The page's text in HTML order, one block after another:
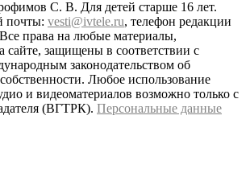
С. В. Для детей старше 16 лет.
почты: vesti@ivtele.ru, телефон редакции
права на любые материалы,
сайте, защищены в соответствии с
законодательством об
Любое использование
и видеоматериалов возможно только с
(ВГТРК). Персональные данные